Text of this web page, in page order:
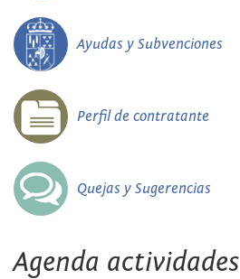
Ayudas y Subvenciones
Perfil de contratante
Quejas y Sugerencias
Agenda actividades